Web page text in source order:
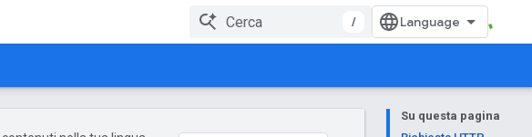
/
Su questa pagina